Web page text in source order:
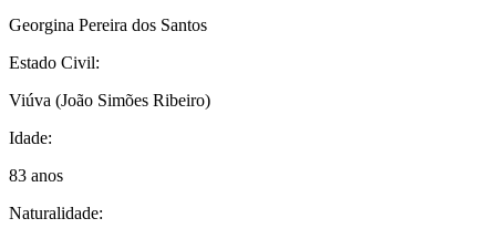
Georgina Pereira dos Santos
Estado Civil:
Viúva (João Simões Ribeiro)
Idade:
83 anos
Naturalidade: